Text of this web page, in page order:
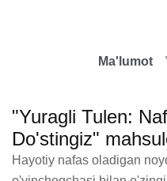
Ma'lumot
"Yuragli Tulen:
Do'stingiz"
Hayotiy nafas oladigan